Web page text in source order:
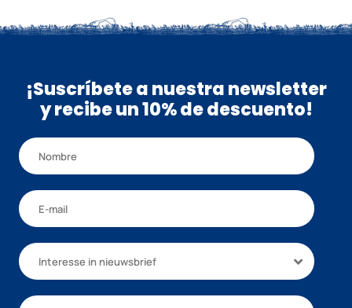
¡Suscríbete a nuestra newsletter
y recibe un 10% de descuento!
Interesse in nieuwsbrief